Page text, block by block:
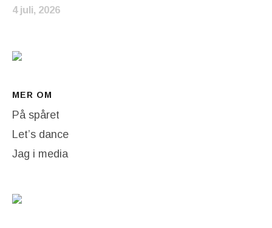
4 juli, 2026
MER OM
På spåret
Let’s dance
Jag i media